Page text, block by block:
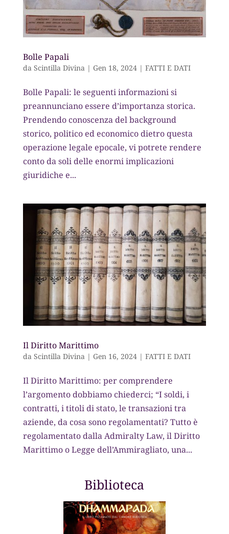
Bolle Papali
da Scintilla Divina| Gen 18, 2024| FATTI E DATI
Bolle Papali: le seguenti informazioni si
preannunciano essere d’importanza storica.
Prendendo conoscenza del background
storico, politico ed economico dietro questa
operazione legale epocale, vi potrete rendere
conto da soli delle enormi implicazioni
giuridiche e...
Il Diritto Marittimo
da Scintilla Divina| Gen 16, 2024| FATTI E DATI
Il Diritto Marittimo: per comprendere
l’argomento dobbiamo chiederci; “I soldi, i
contratti, i titoli di stato, le transazioni tra
aziende, da cosa sono regolamentati? Tutto è
regolamentato dalla Admiralty Law, il Diritto
Marittimo o Legge dell’Ammiragliato, una...
Biblioteca